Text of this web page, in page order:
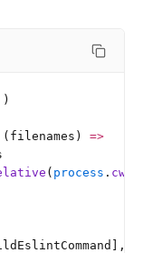
)
(filenames) =>
( process . cwd